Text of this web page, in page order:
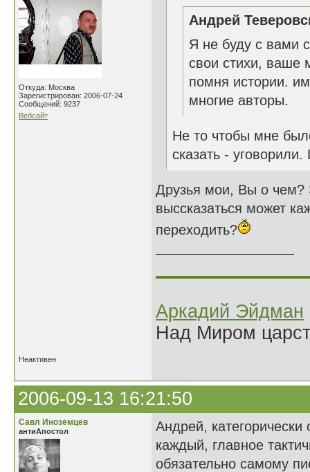
Откуда: Москва
Зарегистрирован: 2006-07-24
Сообщений: 9237
Вебсайт
Андрей
Я не буду с вами
свои стихи, ваше
помня истории.
многие авторы.
Не то чтобы мне
сказать -
Друзья мои, Вы о чем?
выссказаться может
переходить?
Аркадий Эйдман
Над Миром
Неактивен
2006-09-13 16:21:50
Савл Иноземцев
антиАпостол
Андрей,
каждый, главное
обязательно самому